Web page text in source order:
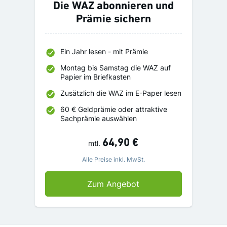
Die WAZ abonnieren und
Prämie sichern
Ein Jahr lesen - mit Prämie
Montag bis Samstag die WAZ auf
Papier im Briefkasten
Zusätzlich die WAZ im E-Paper lesen
60 € Geldprämie oder attraktive
Sachprämie auswählen
mtl. 64,90 €
Alle Preise inkl. MwSt.
Zum Angebot